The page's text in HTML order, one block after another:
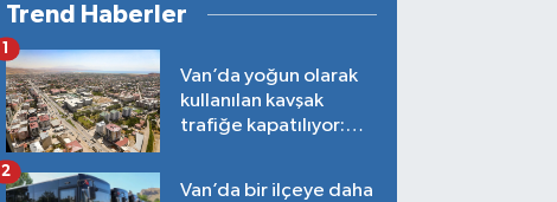
Trend Haberler
Van’da yoğun olarak
kullanılan kavşak
trafiğe kapatılıyor:
1
Van’da bir ilçeye daha
2